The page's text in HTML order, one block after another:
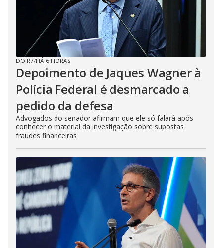
DO R7/HÁ 6 HORAS
Depoimento de Jaques Wagner à
Polícia Federal é desmarcado a
pedido da defesa
Advogados do senador afirmam que ele só falará após
conhecer o material da investigação sobre supostas
fraudes financeiras